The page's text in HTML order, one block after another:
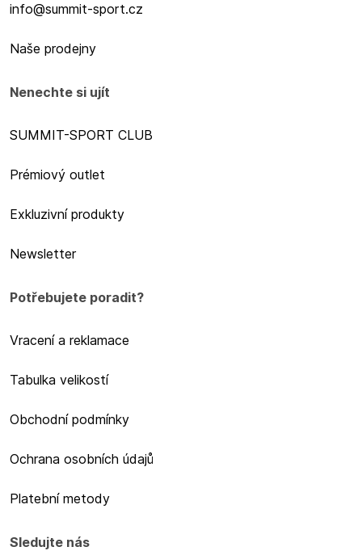
info@summit-sport.cz
Naše prodejny
Nenechte si ujít
SUMMIT-SPORT CLUB
Prémiový outlet
Exkluzivní produkty
Newsletter
Potřebujete poradit?
Vracení a reklamace
Tabulka velikostí
Obchodní podmínky
Ochrana osobních údajů
Platební metody
Sledujte nás